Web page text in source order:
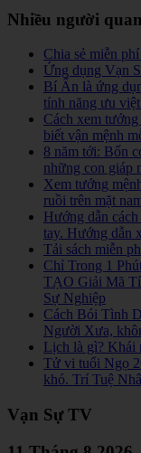
Nhiều người
Chia sẻ miễn
Ứng dụng Vạn
Bí Ẩn là ứng
tính năng ưu
Cách xem
biết vận mệnh
8 năm tới: Bốn
những con giáp
Xem tướng
ruồi trên mặt
Hướng dẫn
tay. Hướng dẫn
Tải sách miễn
Chỉ Trong 1
TẠO Giải Mã
Sự Nghiệp
Cách Bói Tình
Người Xưa,
Lịch là gì? Khái
Tử vi tuổi Ngọ
khó. Trí Tuệ
Vạn Sự TV